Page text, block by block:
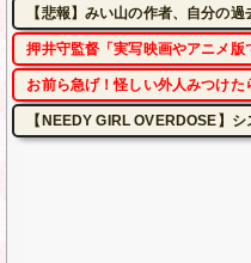
【悲報】みい山の作者、自分の
押井守監督「実写映画やアニメ
お前ら急げ！怪しい外人みつけ
【NEEDY GIRL OVERDOSE】